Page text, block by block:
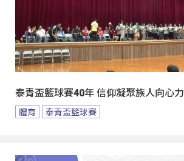
泰青盃籃球賽40年 信仰凝聚族人向心力
體育 泰青盃籃球賽